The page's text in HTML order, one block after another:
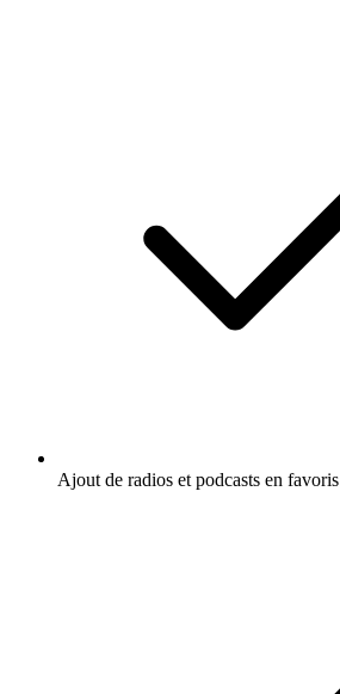
Ajout de radios et podcasts en favoris